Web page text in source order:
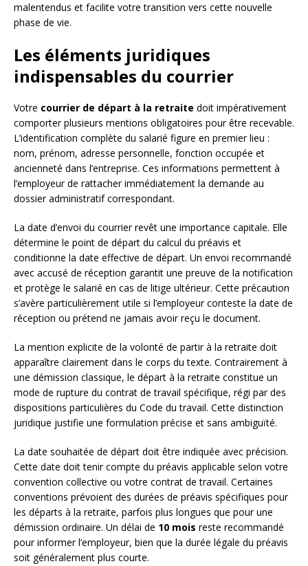
malentendus et facilite votre transition vers cette nouvelle
phase de vie.
Les éléments juridiques
indispensables du courrier
Votre courrier de départ à la retraite doit impérativement
comporter plusieurs mentions obligatoires pour être recevable.
L’identification complète du salarié figure en premier lieu :
nom, prénom, adresse personnelle, fonction occupée et
ancienneté dans l’entreprise. Ces informations permettent à
l’employeur de rattacher immédiatement la demande au
dossier administratif correspondant.
La date d’envoi du courrier revêt une importance capitale. Elle
détermine le point de départ du calcul du préavis et
conditionne la date effective de départ. Un envoi recommandé
avec accusé de réception garantit une preuve de la notification
et protège le salarié en cas de litige ultérieur. Cette précaution
s’avère particulièrement utile si l’employeur conteste la date de
réception ou prétend ne jamais avoir reçu le document.
La mention explicite de la volonté de partir à la retraite doit
apparaître clairement dans le corps du texte. Contrairement à
une démission classique, le départ à la retraite constitue un
mode de rupture du contrat de travail spécifique, régi par des
dispositions particulières du Code du travail. Cette distinction
juridique justifie une formulation précise et sans ambiguïté.
La date souhaitée de départ doit être indiquée avec précision.
Cette date doit tenir compte du préavis applicable selon votre
convention collective ou votre contrat de travail. Certaines
conventions prévoient des durées de préavis spécifiques pour
les départs à la retraite, parfois plus longues que pour une
démission ordinaire. Un délai de 10 mois reste recommandé
pour informer l’employeur, bien que la durée légale du préavis
soit généralement plus courte.